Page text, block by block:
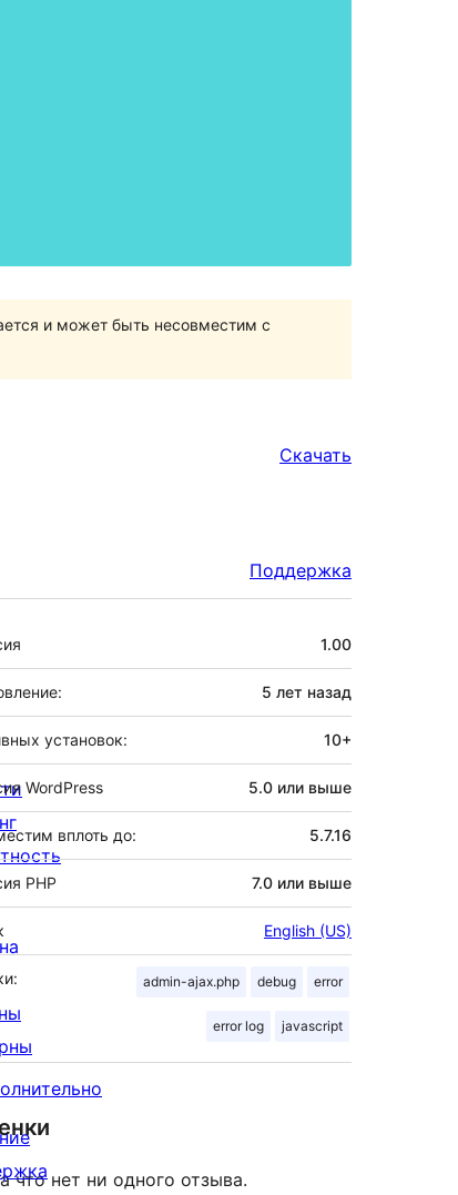
и может быть несовместим с
Скачать
Поддержка
1.00
5 лет назад
установок: 10+
WordPress 5.0 или выше
вплоть до: 5.7.16
PHP 7.0 или выше
English (US)
admin-ajax.php debug error
error log javascript
что нет ни одного отзыва.